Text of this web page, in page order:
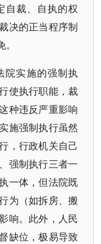
自裁、自执的权
决的正当程序制
院实施的强制执
使执行职能，裁
种违反严重影响
施强制执行虽然
，行政机关自己
强制执行三者一
一体，但法院既
为（如拆房、搬
响。此外，人民
缺位，极易导致